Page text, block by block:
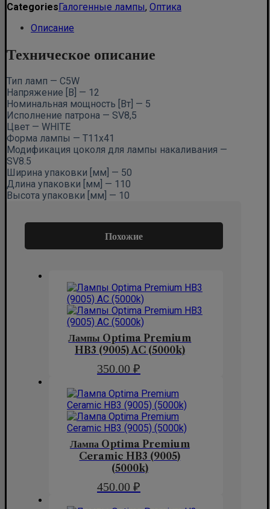
CategoriesГалогенные лампы, Оптика
Описание
Техническое описание
Тип ламп — C5W
Напряжение [В] — 12
Номинальная мощность [Вт] — 5
Исполнение патрона — SV8,5
Цвет — WHITE
Форма лампы — T11x41
Модификация цоколя для лампы накаливания —
SV8.5
Ширина упаковки [мм] — 50
Длина упаковки [мм] — 110
Высота упаковки [мм] — 10
Похожие
Лампы Optima Premium
HB3 (9005) AC (5000k)
350.00 ₽
Лампа Optima Premium
Ceramic HB3 (9005)
(5000k)
450.00 ₽